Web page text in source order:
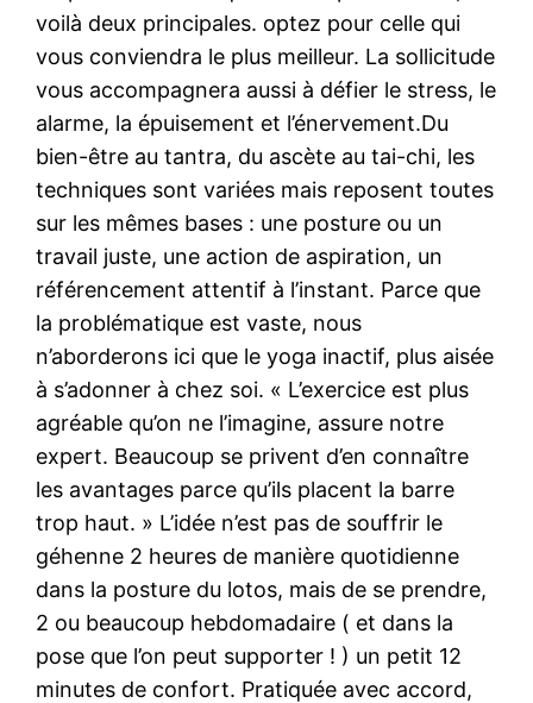
voilà deux principales. optez pour celle qui
vous conviendra le plus meilleur. La sollicitude
vous accompagnera aussi à défier le stress, le
alarme, la épuisement et l’énervement.Du
bien-être au tantra, du ascète au tai-chi, les
techniques sont variées mais reposent toutes
sur les mêmes bases : une posture ou un
travail juste, une action de aspiration, un
référencement attentif à l’instant. Parce que
la problématique est vaste, nous
n’aborderons ici que le yoga inactif, plus aisée
à s’adonner à chez soi. « L’exercice est plus
agréable qu’on ne l’imagine, assure notre
expert. Beaucoup se privent d’en connaître
les avantages parce qu’ils placent la barre
trop haut. » L’idée n’est pas de souffrir le
géhenne 2 heures de manière quotidienne
dans la posture du lotos, mais de se prendre,
2 ou beaucoup hebdomadaire ( et dans la
pose que l’on peut supporter ! ) un petit 12
minutes de confort. Pratiquée avec accord,